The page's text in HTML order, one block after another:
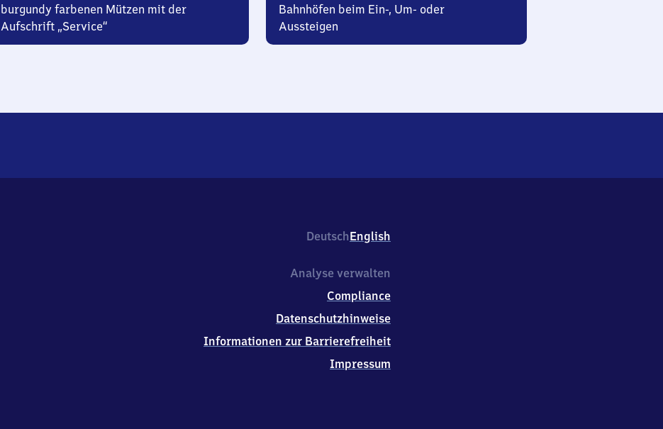
burgundy farbenen Mützen mit der
Aufschrift „Service“
Bahnhöfen beim Ein-, Um- oder
Aussteigen
DeutschEnglish
Analyse verwalten
Compliance
Datenschutzhinweise
Informationen zur Barrierefreiheit
Impressum